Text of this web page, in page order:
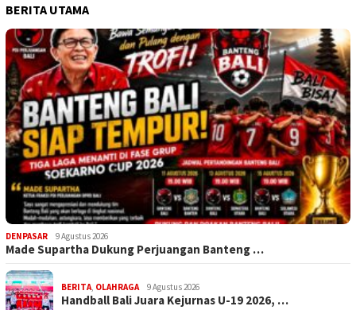
BERITA UTAMA
DENPASAR 9 Agustus 2026
Made Supartha Dukung Perjuangan Banteng …
BERITA OLAHRAGA 9 Agustus 2026
Handball Bali Juara Kejurnas U-19 2026, …